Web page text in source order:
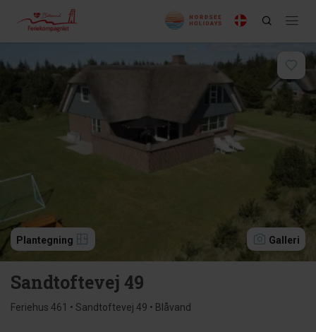
Plantegning Galleri
Sandtoftevej 49
Feriehus 461 • Sandtoftevej 49 • Blåvand